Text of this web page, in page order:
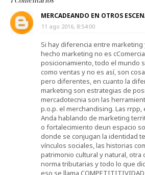
MERCADEANDO EN OTROS
11 ago 2016, 8:54:00
Si hay diferencia entre marketing
hecho marketing no es
posicionamiento, todo el mundo
como ventas y no es así, son
pero diferentes, en cuanto la
marketing son estrategias de
mercadotecnia son las
p.o.p. el merchandising. Las rrpp,
Anda hablando de marketing
o fortalecimiento deun espacio
donde se conjugan la identidad
vínculos sociales, las historias
patrimonio cultural y natural, otra
norma tributarias y todo lo que
eso se llama